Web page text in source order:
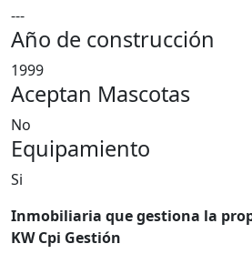
---
Año de construcción
1999
Aceptan Mascotas
No
Equipamiento
Si
Inmobiliaria que gestiona la
KW Cpi Gestión